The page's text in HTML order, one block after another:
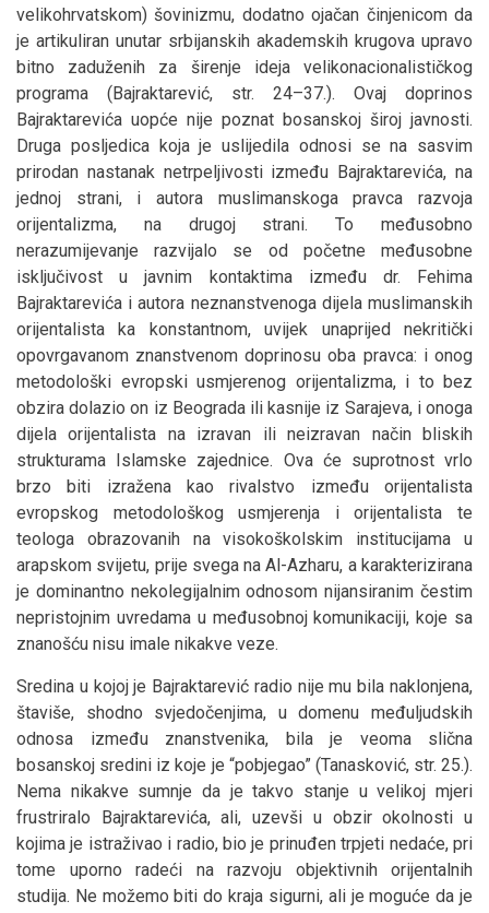
velikohrvatskom) šovinizmu, dodatno ojačan činjenicom da
je artikuliran unutar srbijanskih akademskih krugova upravo
bitno zaduženih za širenje ideja velikonacionalističkog
programa (Bajraktarević, str. 24–37.). Ovaj doprinos
Bajraktarevića uopće nije poznat bosanskoj široj javnosti.
Druga posljedica koja je uslijedila odnosi se na sasvim
prirodan nastanak netrpeljivosti između Bajraktarevića, na
jednoj strani, i autora muslimanskoga pravca razvoja
orijentalizma, na drugoj strani. To međusobno
nerazumijevanje razvijalo se od početne međusobne
isključivost u javnim kontaktima između dr. Fehima
Bajraktarevića i autora neznanstvenoga dijela muslimanskih
orijentalista ka konstantnom, uvijek unaprijed nekritički
opovrgavanom znanstvenom doprinosu oba pravca: i onog
metodološki evropski usmjerenog orijentalizma, i to bez
obzira dolazio on iz Beograda ili kasnije iz Sarajeva, i onoga
dijela orijentalista na izravan ili neizravan način bliskih
strukturama Islamske zajednice. Ova će suprotnost vrlo
brzo biti izražena kao rivalstvo između orijentalista
evropskog metodološkog usmjerenja i orijentalista te
teologa obrazovanih na visokoškolskim institucijama u
arapskom svijetu, prije svega na Al-Azharu, a karakterizirana
je dominantno nekolegijalnim odnosom nijansiranim čestim
nepristojnim uvredama u međusobnoj komunikaciji, koje sa
znanošću nisu imale nikakve veze.
Sredina u kojoj je Bajraktarević radio nije mu bila naklonjena,
štaviše, shodno svjedočenjima, u domenu međuljudskih
odnosa između znanstvenika, bila je veoma slična
bosanskoj sredini iz koje je “pobjegao” (Tanasković, str. 25.).
Nema nikakve sumnje da je takvo stanje u velikoj mjeri
frustriralo Bajraktarevića, ali, uzevši u obzir okolnosti u
kojima je istraživao i radio, bio je prinuđen trpjeti nedaće, pri
tome uporno radeći na razvoju objektivnih orijentalnih
studija. Ne možemo biti do kraja sigurni, ali je moguće da je